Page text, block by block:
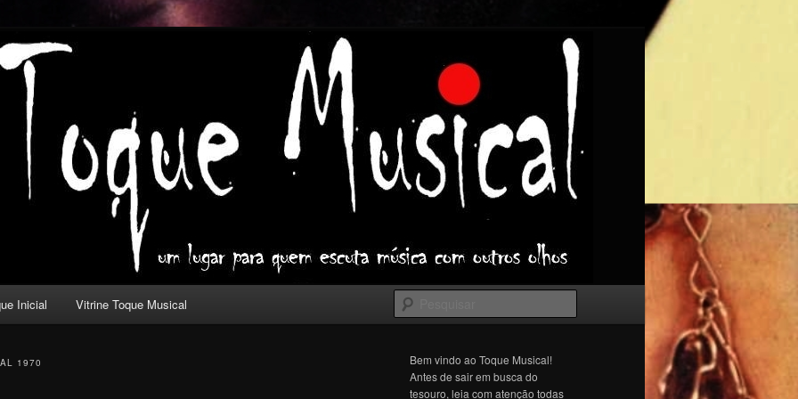
com outros olhos.
Inicial Vitrine Toque Musical
1970
Bem vindo ao Toque Musical!
Antes de sair em busca do
tesouro, leia com atenção todas